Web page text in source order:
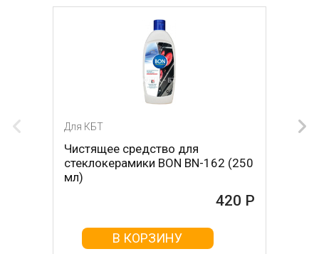
Для КБТ
Чистящее средство для
стеклокерамики BON BN-162 (250
мл)
420 Р
В КОРЗИНУ
Для КБТ
Скребок для ухода за
стеклокерамикой BON BN-603
В КОРЗИНУ